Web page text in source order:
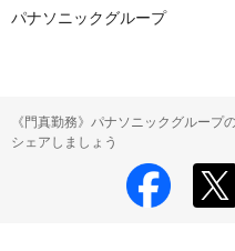
パナソニックグループ
《門真勤務》パナソニックグルー
シェアしましょう